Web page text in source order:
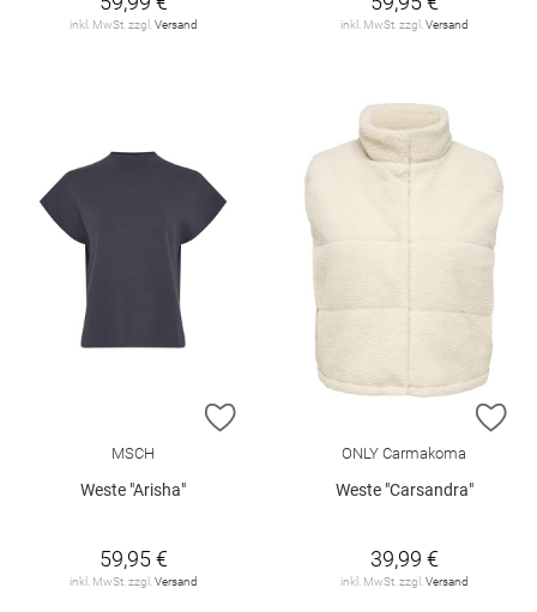
inkl. MwSt. zzgl. Versand inkl. MwSt. zzgl. Versand
ZUR WUNSCHLISTE HINZUFÜGEN
MSCH
Weste "Arisha"
59,95 €
inkl. MwSt. zzgl. Versand
ONLY Carmakoma
Weste "Carsandra"
39,99 €
inkl. MwSt. zzgl. Versand